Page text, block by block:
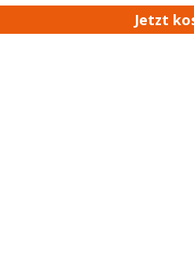
Jetzt